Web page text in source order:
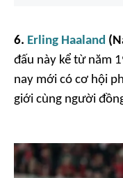
6. Erling Haaland
đấu này kể từ năm
nay mới có cơ hội
giới cùng người